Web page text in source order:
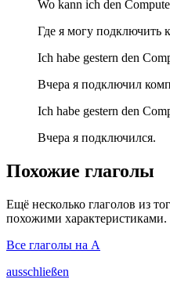
Wo kann ich den
Где я могу подключить
Ich habe gestern den
Вчера я подключил
Ich habe gestern den
Вчера я подключился.
Похожие глаголы
Ещё несколько глаголов из
похожими характеристиками.
Все глаголы на A
ausschließen